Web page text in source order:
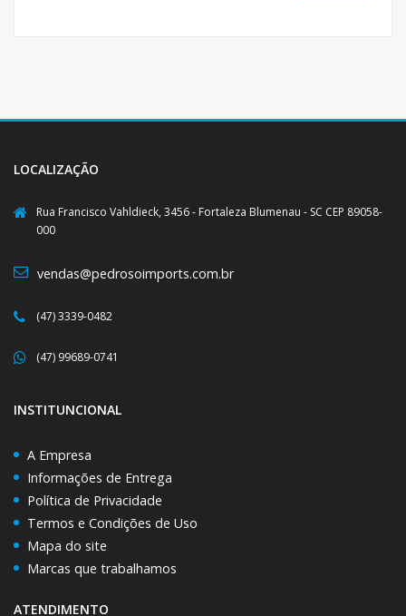
LOCALIZAÇÃO
Rua Francisco Vahldieck, 3456 - Fortaleza Blumenau - SC CEP 89058-
000
vendas@pedrosoimports.com.br
(47) 3339-0482
(47) 99689-0741
INSTITUNCIONAL
A Empresa
Informações de Entrega
Política de Privacidade
Termos e Condições de Uso
Mapa do site
Marcas que trabalhamos
ATENDIMENTO